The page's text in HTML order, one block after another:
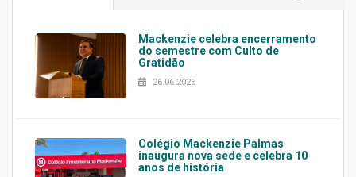
Mackenzie celebra encerramento
do semestre com Culto de
Gratidão
26.06.2026
Colégio Mackenzie Palmas
inaugura nova sede e celebra 10
anos de história